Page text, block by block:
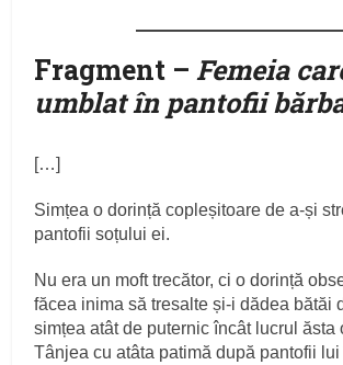
Fragment –Femeia
umblat în pantofii
[…]
Simțea o dorință copleșitoare de a-și
pantofii soțului ei.
Nu era un moft trecător, ci o dorință
făcea inima să tresalte și-i dădea bătăi
simțea atât de puternic încât lucrul ăsta
Tânjea cu atâta patimă după pantofii